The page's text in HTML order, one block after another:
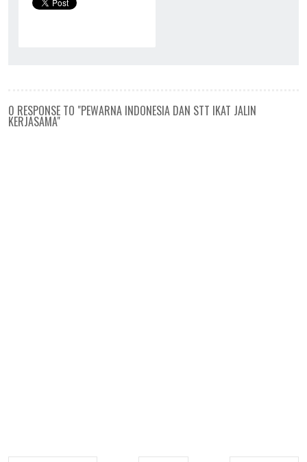
0 RESPONSE TO "PEWARNA INDONESIA DAN STT IKAT JALIN
KERJASAMA"